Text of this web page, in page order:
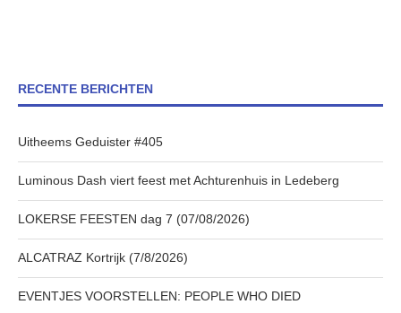
RECENTE BERICHTEN
Uitheems Geduister #405
Luminous Dash viert feest met Achturenhuis in Ledeberg
LOKERSE FEESTEN dag 7 (07/08/2026)
ALCATRAZ Kortrijk (7/8/2026)
EVENTJES VOORSTELLEN: PEOPLE WHO DIED